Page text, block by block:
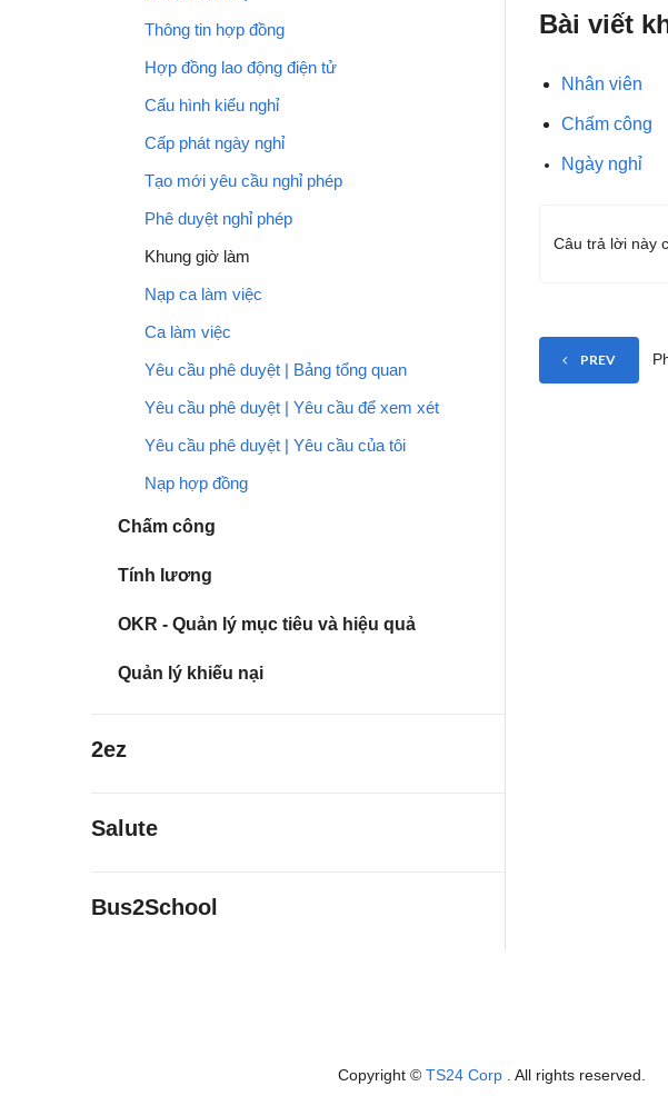
Thông tin hợp đồng
Hợp đồng lao động điện tử
Cấu hình kiểu nghỉ
Cấp phát ngày nghỉ
Tạo mới yêu cầu nghỉ phép
Phê duyệt nghỉ phép
Khung giờ làm
Nạp ca làm việc
Ca làm việc
Yêu cầu phê duyệt | Bảng tổng quan
Yêu cầu phê duyệt | Yêu cầu để xem xét
Yêu cầu phê duyệt | Yêu cầu của tôi
Nạp hợp đồng
Chấm công
Tính lương
OKR - Quản lý mục tiêu và hiệu quả
Quản lý khiếu nại
2ez
Salute
Bus2School
Bài viết
Nhân viên
Chấm công
Ngày nghỉ
Câu trả lời này
PREV
Copyright © TS24 Corp . All rights